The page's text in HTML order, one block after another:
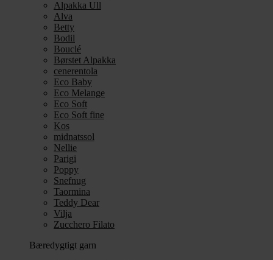
Alpakka Ull
Alva
Betty
Bodil
Bouclé
Børstet Alpakka
cenerentola
Eco Baby
Eco Melange
Eco Soft
Eco Soft fine
Kos
midnatssol
Nellie
Parigi
Poppy
Snefnug
Taormina
Teddy Dear
Vilja
Zucchero Filato
Bæredygtigt garn